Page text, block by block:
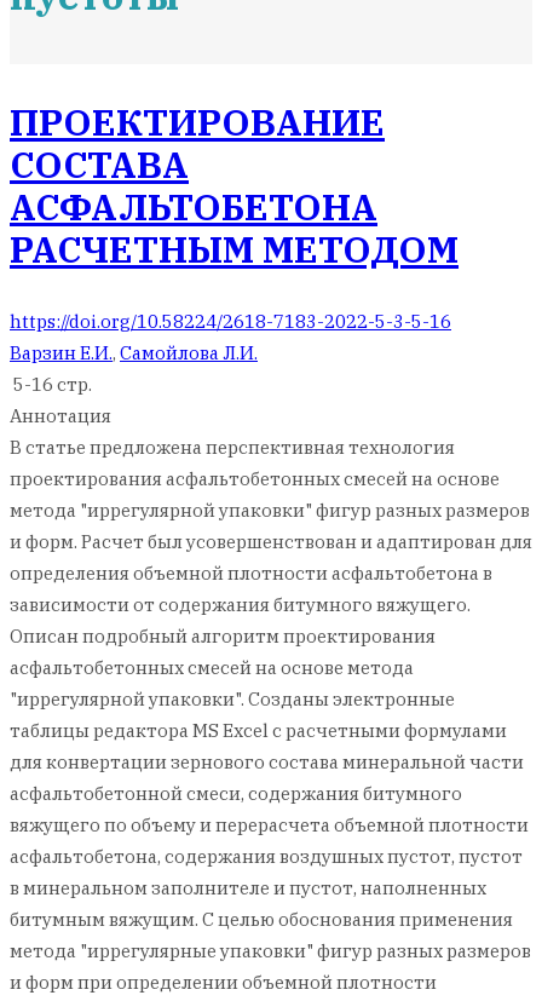
ПРОЕКТИРОВАНИЕ
СОСТАВА
АСФАЛЬТОБЕТОНА
РАСЧЕТНЫМ МЕТОДОМ
https://doi.org/10.58224/2618-7183-2022-5-3-5-16
Варзин Е.И., Самойлова Л.И.
5-16 стр.
Аннотация
В статье предложена перспективная технология
проектирования асфальтобетонных смесей на основе
метода "иррегулярной упаковки" фигур разных размеров
и форм. Расчет был усовершенствован и адаптирован для
определения объемной плотности асфальтобетона в
зависимости от содержания битумного вяжущего.
Описан подробный алгоритм проектирования
асфальтобетонных смесей на основе метода
"иррегулярной упаковки". Созданы электронные
таблицы редактора MS Excel с расчетными формулами
для конвертации зернового состава минеральной части
асфальтобетонной смеси, содержания битумного
вяжущего по объему и перерасчета объемной плотности
асфальтобетона, содержания воздушных пустот, пустот
в минеральном заполнителе и пустот, наполненных
битумным вяжущим. С целью обоснования применения
метода "иррегулярные упаковки" фигур разных размеров
и форм при определении объемной плотности